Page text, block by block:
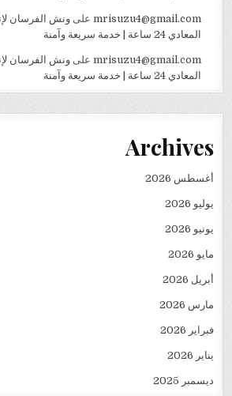
mrisuzu4@gmail.comعلى ونش الفرسان
المعادي 24 ساعة | خدمة سريعة وآمنة
mrisuzu4@gmail.comعلى ونش الفرسان
المعادي 24 ساعة | خدمة سريعة وآمنة
Archives
أغسطس 2026
يوليو 2026
يونيو 2026
مايو 2026
أبريل 2026
مارس 2026
فبراير 2026
يناير 2026
ديسمبر 2025